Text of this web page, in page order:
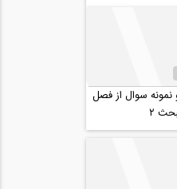
سوال از فصل
۲